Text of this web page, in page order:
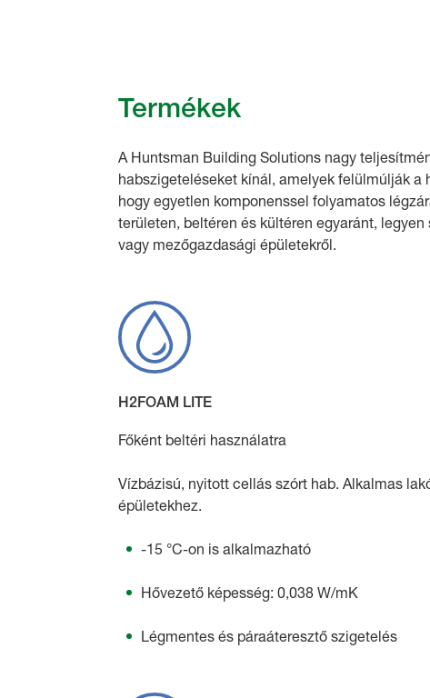
Termékek
A Huntsman Building Solutions nagy
habszigeteléseket kínál, amelyek felülmúlják a
hogy egyetlen komponenssel folyamatos
területen, beltéren és kültéren egyaránt,
vagy mezőgazdasági épületekről.
H2FOAM LITE
Főként beltéri használatra
Vízbázisú, nyitott cellás szórt hab. Alkalmas
épületekhez.
-15 °C-on is alkalmazható
Hővezető képesség: 0,038 W/mK
Légmentes és páraáteresztő szigetelés